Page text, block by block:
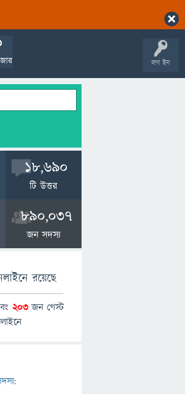
লগ ইন
18,690
টি উত্তর
890,037
জন সদস্য
রয়েছে
203জন গেস্ট